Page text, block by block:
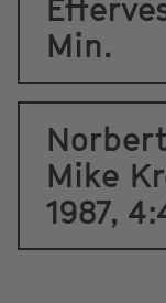
Min.
Mike
1987,